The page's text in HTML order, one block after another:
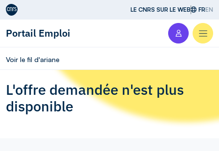
Aller au contenu LE CNRS SUR LE WEB FREN
Portail Emploi
Voir le fil d'ariane
L'offre demandée n'est plus
disponible